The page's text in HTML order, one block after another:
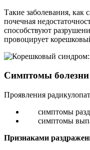
Такие заболевания, как
почечная
способствуют
провоцирует
Симптомы болезни
Проявления
симптомы
симптомы
Признаками